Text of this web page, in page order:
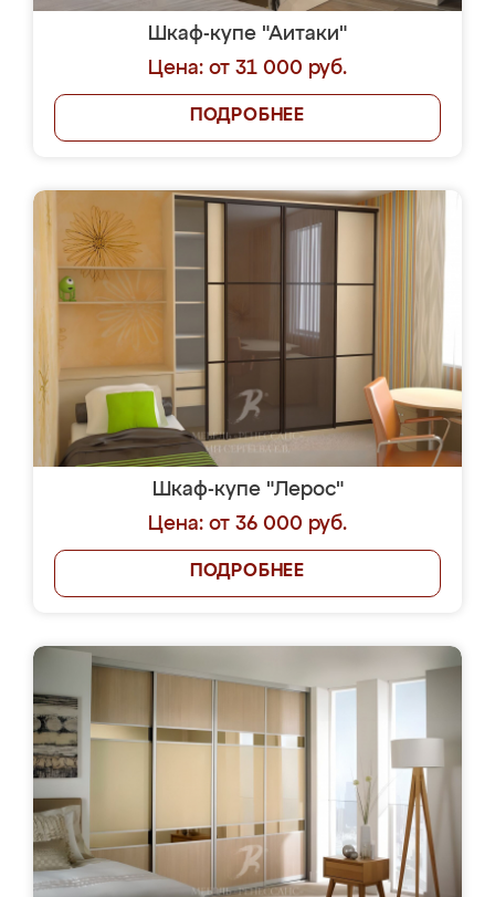
Шкаф-купе "Аитаки"
Цена: от 31 000 руб.
ПОДРОБНЕЕ
Шкаф-купе "Лерос"
Цена: от 36 000 руб.
ПОДРОБНЕЕ